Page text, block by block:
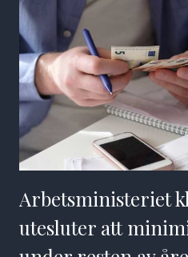
Arbetsministeriet
utesluter att